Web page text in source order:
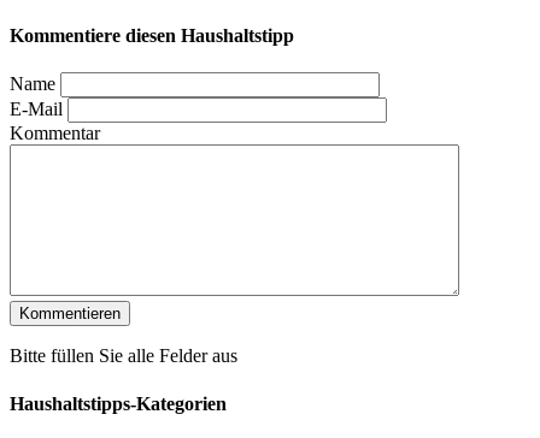
Kommentiere diesen Haushaltstipp
Name
E-Mail
Kommentar
Bitte füllen Sie alle Felder aus
Haushaltstipps-Kategorien